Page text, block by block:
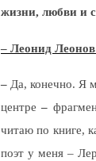
жизни, любви и
– Леонид
– Да, конечно. Я
центре–
читаю по книге,
поэт у меня –